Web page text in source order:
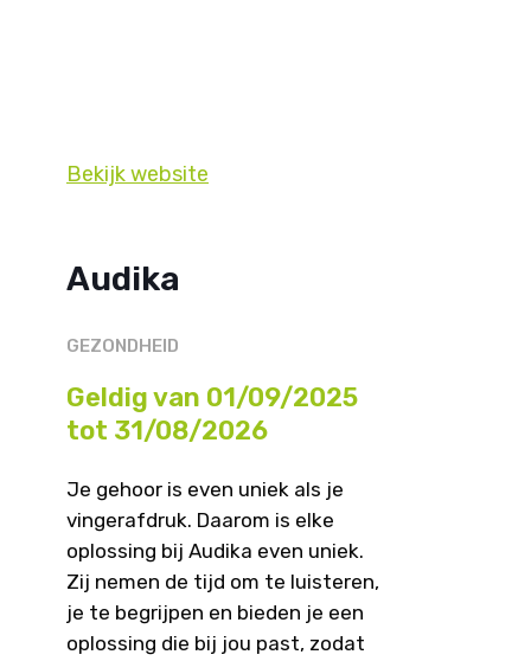
Bekijk website
Audika
GEZONDHEID
Geldig van 01/09/2025
tot 31/08/2026
Je gehoor is even uniek als je
vingerafdruk. Daarom is elke
oplossing bij Audika even uniek.
Zij nemen de tijd om te luisteren,
je te begrijpen en bieden je een
oplossing die bij jou past, zodat